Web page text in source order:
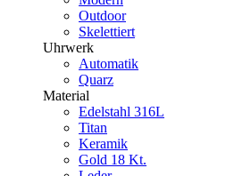
Outdoor
Skelettiert
Uhrwerk
Automatik
Quarz
Material
Edelstahl 316L
Titan
Keramik
Gold 18 Kt.